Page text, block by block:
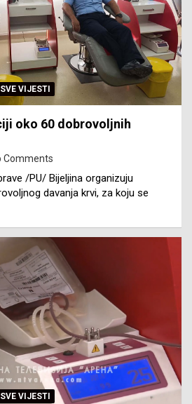
SVE VIJESTI
oko 60 dobrovoljnih
Comments
/PU/ Bijeljina organizuju
davanja krvi, za koju se
SVE VIJESTI